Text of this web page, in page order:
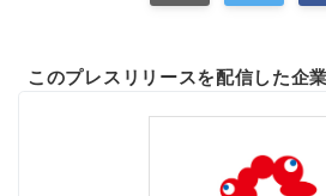
このプレスリリースを配信した企